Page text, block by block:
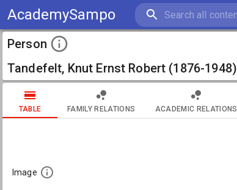
AcademySampo
Person
Tandefelt, Knut Ernst Robert (1876-1948)
TABLE FAMILY RELATIONS ACADEMIC RELATIONS
Image